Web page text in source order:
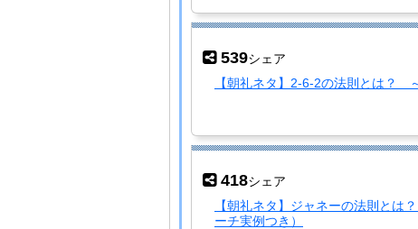
539シェア
【朝礼ネタ】2-6-2の法則とは？
418シェア
【朝礼ネタ】ジャネーの法則と
ーチ実例つき）